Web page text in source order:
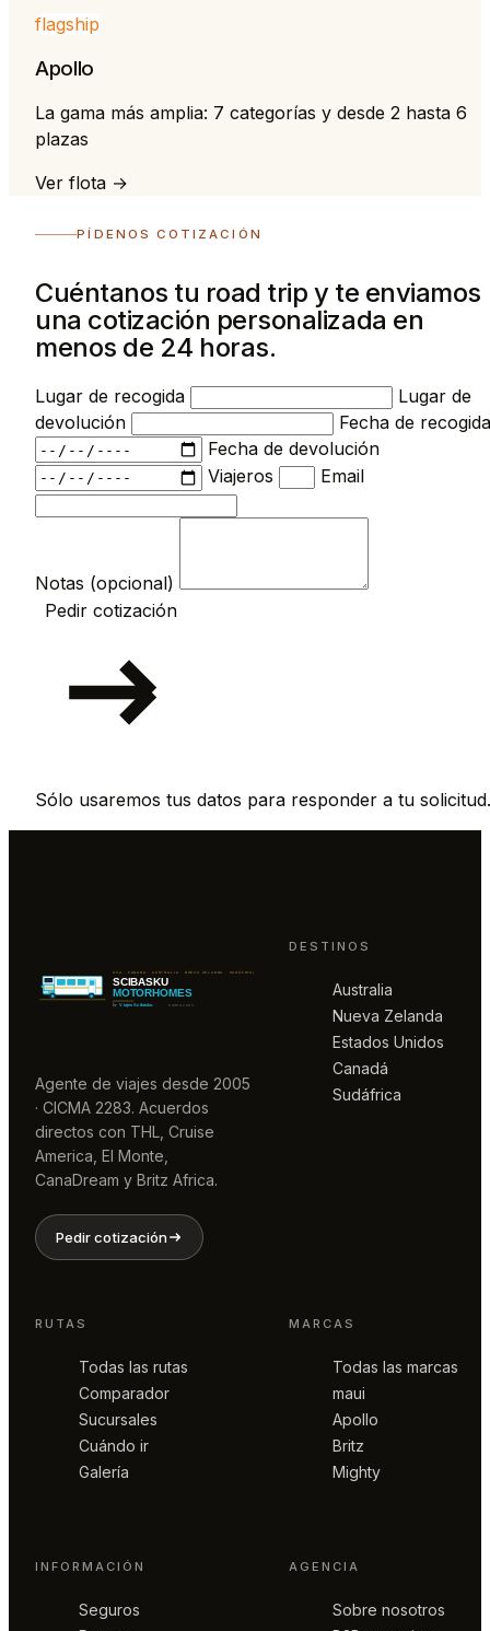
flagship
Apollo
La gama más amplia: 7 categorías y desde 2 hasta 6
plazas
Ver flota →
PÍDENOS COTIZACIÓN
Cuéntanos tu road trip y te enviamos
una cotización personalizada en
menos de 24 horas.
Lugar de recogida
Lugar de
devolución
Fecha de recogida
Fecha de devolución
Viajeros
Email
Notas (opcional)
Pedir cotización
Sólo usaremos tus datos para responder a tu solicitud.
Agente de viajes desde 2005
· CICMA 2283. Acuerdos
directos con THL, Cruise
America, El Monte,
CanaDream y Britz Africa.
Pedir cotización
DESTINOS
Australia
Nueva Zelanda
Estados Unidos
Canadá
Sudáfrica
RUTAS
Todas las rutas
Comparador
Sucursales
Cuándo ir
Galería
MARCAS
Todas las marcas
maui
Apollo
Britz
Mighty
INFORMACIÓN
Seguros
AGENCIA
Sobre nosotros